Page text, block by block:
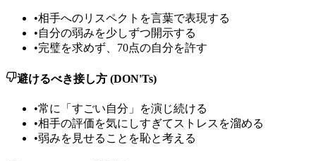
•相手へのリスペクトを言葉で表現する
•自分の弱みを少しずつ開示する
•完璧を求めず、70点の自分を許す
避けるべき接し方 (DON'Ts)
•常に「すごい自分」を演じ続ける
•相手の評価を気にしすぎてストレスを溜める
•弱みを見せることを恥と考える